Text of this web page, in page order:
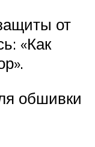
от
«Как
обшивки